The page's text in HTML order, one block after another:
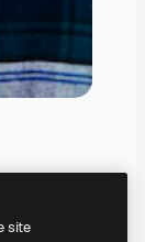
site